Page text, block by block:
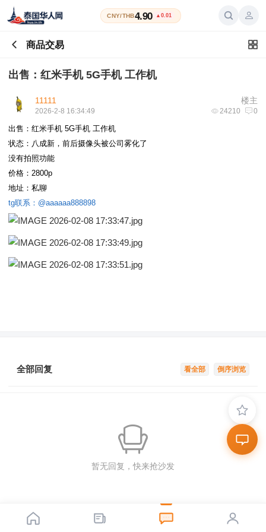
CNY/THB4.90 ▲0.01
商品交易
出售：红米手机 5G手机 工作机
楼主
11111
24210 0
2026-2-8 16:34:49
出售：红米手机 5G手机 工作机
状态：八成新，前后摄像头被公司雾化了
没有拍照功能
价格：2800p
地址：私聊
tg联系：@aaaaaa888898
倒序浏览
看全部
全部回复
暂无回复，快来抢沙发